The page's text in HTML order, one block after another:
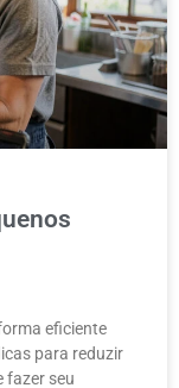
eficiente
para reduzir
fazer seu